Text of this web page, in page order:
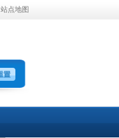
站点地图